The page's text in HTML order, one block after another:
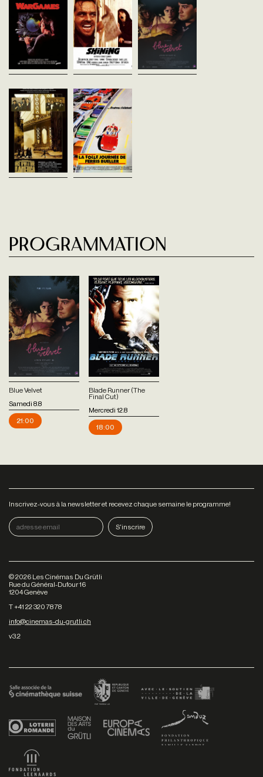
David Lightman est plus
intéressé par son ordinateur
que par ses études, ce qui ne
l'inquiète pas puisqu'il se
sait capable de modifier lui-
même ses...
L’écrivain Jack Torrance
accepte de garder un hôtel
fermé l’hiver, au milieu de la
montagne. Il emmène sa
femme et son fils pour ce qui
Après la découverte
oreille humaine dans un
terrain vague, un
curieux plonge dans les
Il était une fois en
Amérique
Etats-Unis - 1984
vost - 251'
Anéanti par la perte, Noodles
laisse les souvenirs remonter
à la surface de sa mémoire
dans une fumerie d'opium du
quartier chinois. Quarante
ans...
La Folle Journée
de Ferris Bueller
Etats-Unis - 1986
Bueller, convainc sa petite
amie et son meilleur ami
hypocondriaque (dont le père
a une Ferrari) de sécher les
cours pour...
Programmation
Blue Velvet
Samedi 8.8
21:00
Blade Runner (The
Final Cut)
Mercredi 12.8
18:00
Inscrivez-vous à la newsletter et recevez chaque semaine le programme!
©2026 Les Cinémas Du Grütli
Rue du Général-Dufour 16
1204 Genève
T +41 22 320 78 78
info@cinemas-du-grutli.ch
v3.2